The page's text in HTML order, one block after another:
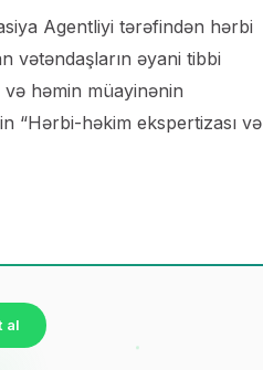
Agentliyi tərəfindən hərbi
vətəndaşların əyani tibbi
və həmin müayinənin
“Hərbi-həkim ekspertizası və
al